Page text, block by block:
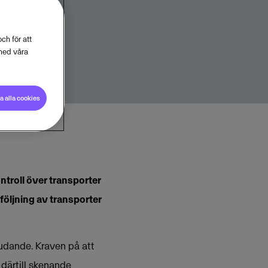
över transporter
av transporter
Kraven på att
skenande
för att
våra
alla cookies